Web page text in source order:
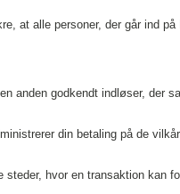
at alle personer, der går ind
anden godkendt indløser, der
din betaling på de
hvor en transaktion kan